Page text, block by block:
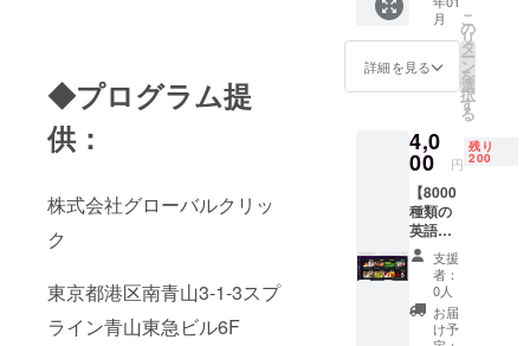
◆プログラム提
供：
株式会社グローバルクリッ
ク
東京都港区南青山3-1-3スプ
ライン青山東急ビル6F
グローバル
人材育成型
の就活サ
ポートプロ
NEXTプレミ
アム】は経
産省の支援
のもとトラ
イアルを実
施していま
レーズ
集を事
前にお
送りし
多く楽
しめま
す。ぜ
ひ体験
してみ
てくだ
さい。
・英会
話講師
歴２年
以上経
ら中級
者向け
本番テ
スト準
備に、
実力
クに！
TOEIC
テスト
が初め
ての方
でもOK
です！
リスニ
ング100
問45
分・
月
詳細を見る
こ
の
リ
タ
ー
ン
を
選
択
す
る
4,0
00 円
残り
200
【8000
種類の
英語動
画視聴
アプリ
VoiceTu
be３ヵ
月視聴
支援
者：
0人
お届
け予